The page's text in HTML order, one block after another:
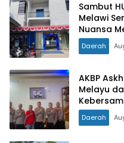
Sambut
Melawi
Nuansa
Daerah
AKBP
Melayu
Daerah